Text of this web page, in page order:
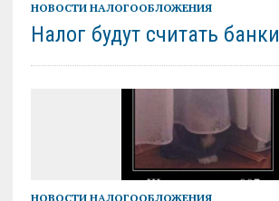
НОВОСТИ НАЛОГООБЛОЖЕНИЯ
Налог будут считать банки
НОВОСТИ НАЛОГООБЛОЖЕНИЯ